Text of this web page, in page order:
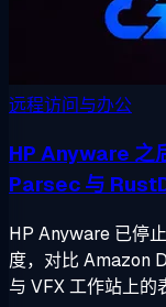
远程访问与办公
HP Anyware 之
Parsec 与
HP Anyware 已停
度，对比 Amazon
与 VFX 工作站上的